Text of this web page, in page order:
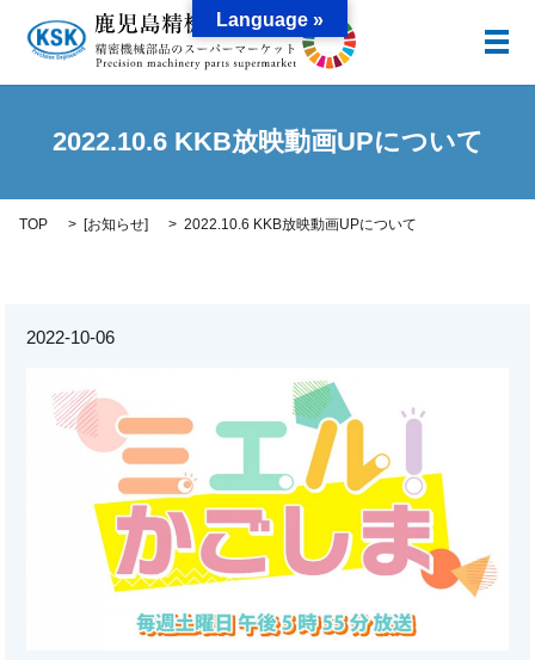
メ
2022.10.6 KKB放映動画UPについて
TOP [お知らせ] 2022.10.6 KKB放映動画UPについて
2022-10-06
Language »